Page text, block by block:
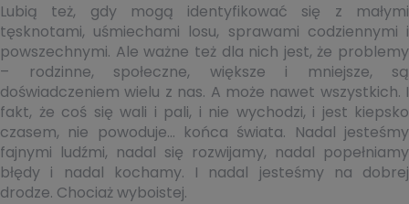
Lubią też, gdy mogą identyfikować się z małymi
tęsknotami, uśmiechami losu, sprawami codziennymi i
powszechnymi. Ale ważne też dla nich jest, że problemy
– rodzinne, społeczne, większe i mniejsze, są
doświadczeniem wielu z nas. A może nawet wszystkich. I
fakt, że coś się wali i pali, i nie wychodzi, i jest kiepsko
czasem, nie powoduje… końca świata. Nadal jesteśmy
fajnymi ludźmi, nadal się rozwijamy, nadal popełniamy
błędy i nadal kochamy. I nadal jesteśmy na dobrej
drodze. Chociaż wyboistej.